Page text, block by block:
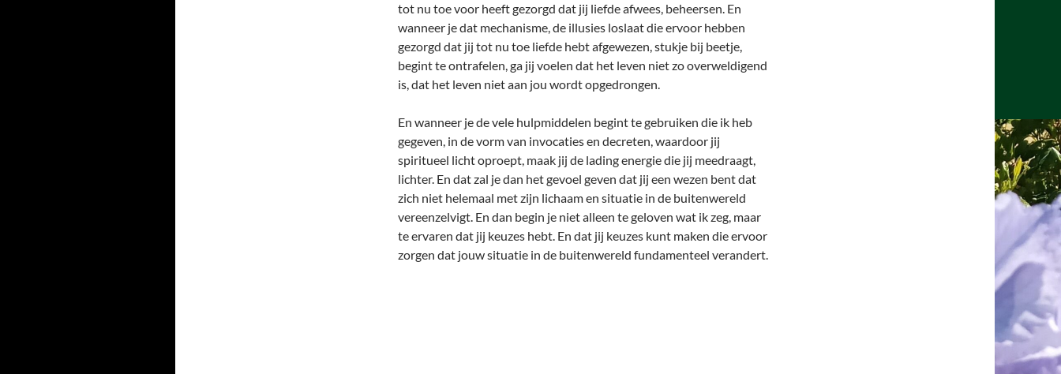
tot nu toe voor heeft gezorgd dat jij liefde afwees, beheersen. En
wanneer je dat mechanisme, de illusies loslaat die ervoor hebben
gezorgd dat jij tot nu toe liefde hebt afgewezen, stukje bij beetje,
begint te ontrafelen, ga jij voelen dat het leven niet zo overweldigend
is, dat het leven niet aan jou wordt opgedrongen.
En wanneer je de vele hulpmiddelen begint te gebruiken die ik heb
gegeven, in de vorm van invocaties en decreten, waardoor jij
spiritueel licht oproept, maak jij de lading energie die jij meedraagt,
lichter. En dat zal je dan het gevoel geven dat jij een wezen bent dat
zich niet helemaal met zijn lichaam en situatie in de buitenwereld
vereenzelvigt. En dan begin je niet alleen te geloven wat ik zeg, maar
te ervaren dat jij keuzes hebt. En dat jij keuzes kunt maken die ervoor
zorgen dat jouw situatie in de buitenwereld fundamenteel verandert.